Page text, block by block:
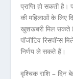
प्राप्ति हो सकती है।
की महिलाओं के लिए
खुशखबरी मिल सकते
पॉजीटिव रिसपॉन्स
निर्णय ले सकते हैं।
वृश्चिक राशि – दिन